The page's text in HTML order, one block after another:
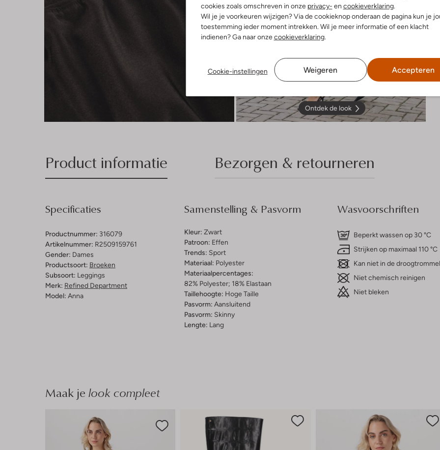
cookies zoals omschreven in onze privacy- en cookieverklaring.
Wil je je voorkeuren wijzigen? Via de cookieknop onderaan de pagina kun je
toestemming ieder moment intrekken. Wil je meer informatie of een klacht
indienen? Ga naar onzecookieverklaring.
Cookie-instellingen Weigeren Accepteren
Ontdek de look
Product informatie Bezorgen & retourneren
Specificaties
Productnummer: 316079
Artikelnummer: R2509159761
Gender: Dames
Productsoort: Broeken
Subsoort: Leggings
Merk: Refined Department
Model: Anna
Samenstelling & Pasvorm
Kleur: Zwart
Patroon: Effen
Trends: Sport
Materiaal: Polyester
Materiaalpercentages:
82% Polyester; 18% Elastaan
Taillehoogte: Hoge Taille
Pasvorm: Aansluitend
Pasvorm: Skinny
Lengte: Lang
Wasvoorschriften
Beperkt wassen op 30 °C
Strijken op maximaal 110 °C
Kan niet in de droogtrommel
Niet chemisch reinigen
Niet bleken
Maak je look compleet